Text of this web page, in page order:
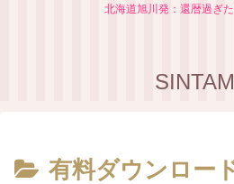
北海道旭川発：還暦過ぎ
有料ダウンロー